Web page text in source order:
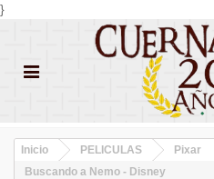
}
Inicio PELICULAS Pixar
Buscando a Nemo - Disney